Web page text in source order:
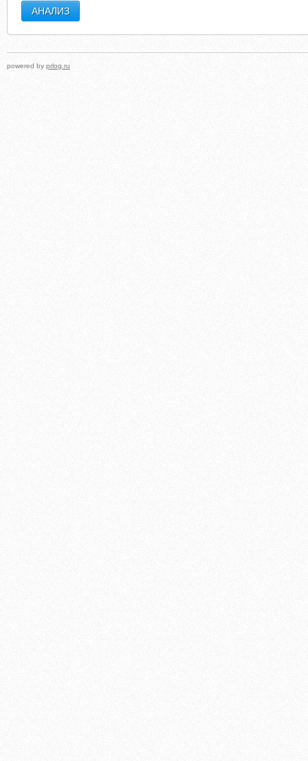
powered by prlog.ru